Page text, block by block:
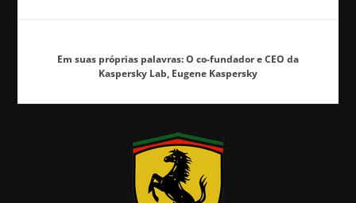
Em suas próprias palavras: O co-fundador e CEO da
Kaspersky Lab, Eugene Kaspersky